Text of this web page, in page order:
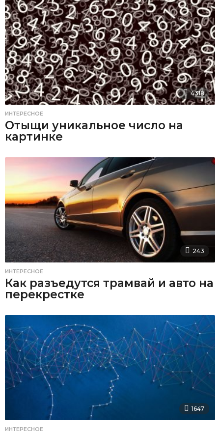
4318
ИНТЕРЕСНОЕ
Отыщи уникальное число на
картинке
243
ИНТЕРЕСНОЕ
Как разъедутся трамвай и авто на
перекрестке
1647
ИНТЕРЕСНОЕ